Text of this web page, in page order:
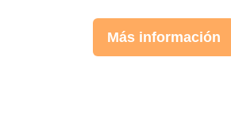
Más información